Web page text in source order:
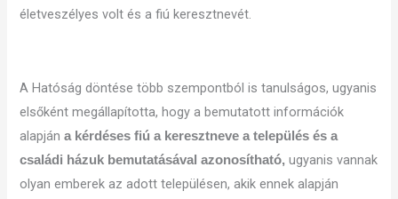
életveszélyes volt és a fiú keresztnevét.
A Hatóság döntése több szempontból is tanulságos, ugyanis
elsőként megállapította, hogy a bemutatott információk
alapján a kérdéses fiú a keresztneve a település és a
családi házuk bemutatásával azonosítható,ugyanis vannak
olyan emberek az adott településen, akik ennek alapján